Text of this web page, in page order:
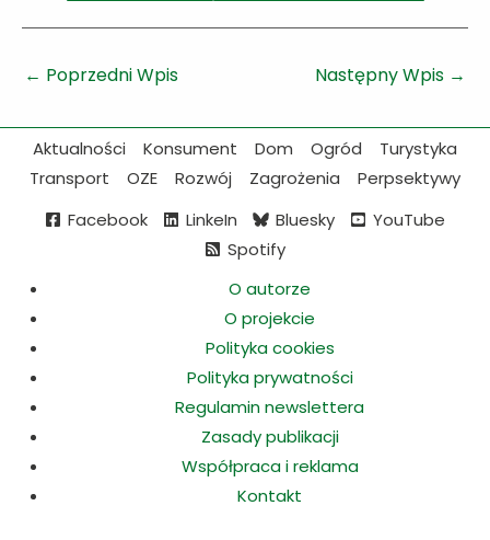
← Poprzedni Wpis Następny Wpis →
Aktualności Konsument Dom Ogród
Turystyka
Transport
OZE Rozwój Zagrożenia
Perpsektywy
Facebook
LinkeIn Bluesky
YouTube
Spotify
O autorze
O projekcie
Polityka cookies
Polityka prywatności
Regulamin newslettera
Zasady publikacji
Współpraca i reklama
Kontakt